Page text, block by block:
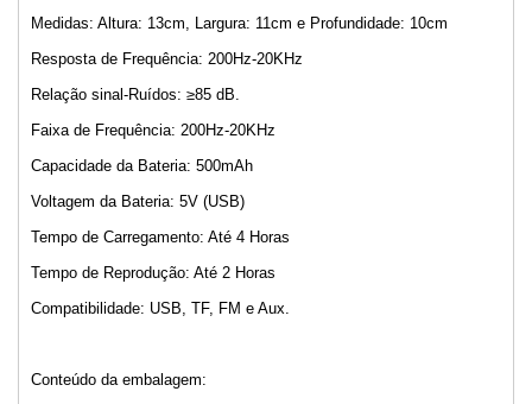
Medidas: Altura: 13cm, Largura: 11cm e Profundidade: 10cm
Resposta de Frequência: 200Hz-20KHz
Relação sinal-Ruídos: ≥85 dB.
Faixa de Frequência: 200Hz-20KHz
Capacidade da Bateria: 500mAh
Voltagem da Bateria: 5V (USB)
Tempo de Carregamento: Até 4 Horas
Tempo de Reprodução: Até 2 Horas
Compatibilidade: USB, TF, FM e Aux.
Conteúdo da embalagem: